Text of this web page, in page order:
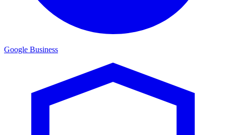
Google Business